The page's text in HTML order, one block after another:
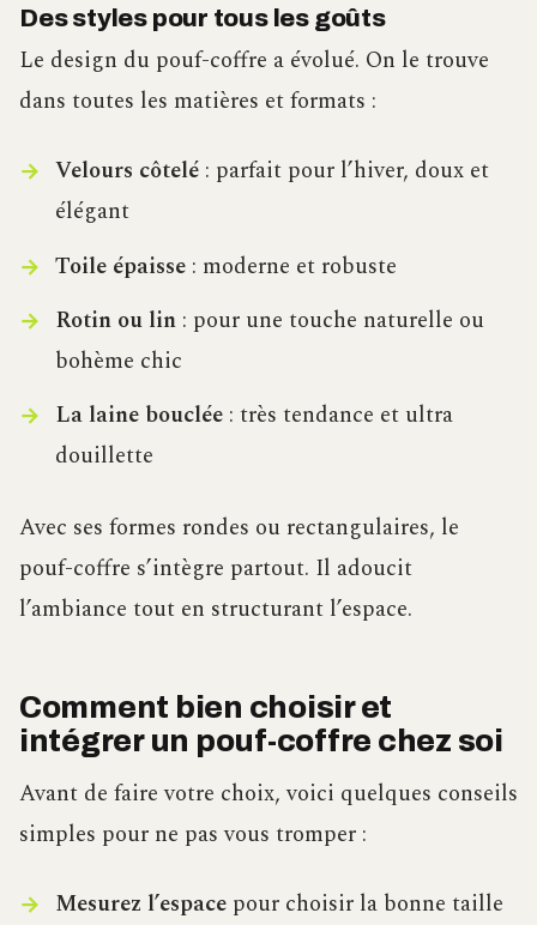
Des styles pour tous les goûts
Le design du pouf-coffre a évolué. On le trouve
dans toutes les matières et formats :
Velours côtelé: parfait pour l’hiver, doux et
élégant
Toile épaisse: moderne et robuste
Rotin ou lin: pour une touche naturelle ou
bohème chic
La laine bouclée: très tendance et ultra
douillette
Avec ses formes rondes ou rectangulaires, le
pouf-coffre s’intègre partout. Il adoucit
l’ambiance tout en structurant l’espace.
Comment bien choisir et
intégrer un pouf-coffre chez soi
Avant de faire votre choix, voici quelques conseils
simples pour ne pas vous tromper :
Mesurez l’espacepour choisir la bonne taille